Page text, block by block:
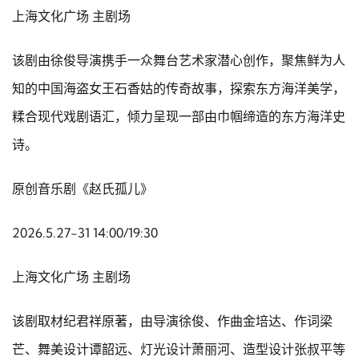
上海文化广场 主剧场
该剧由徐俊导演携手一众舞台艺术家潜心创作，聚焦鲜为人
知的中国海盗女王石香姑的传奇故事，探索东方海洋美学，
糅合现代戏剧语汇，倾力呈现一部由巾帼缔造的东方海洋史
诗。
原创音乐剧《赵氏孤儿》
2026.5.27-31 14:00/19:30
上海文化广场 主剧场
该剧取材纪君祥原著，由导演徐俊、作曲金培达、作词梁
芒、舞美设计谭韶远、灯光设计萧丽河、造型设计张叔平等